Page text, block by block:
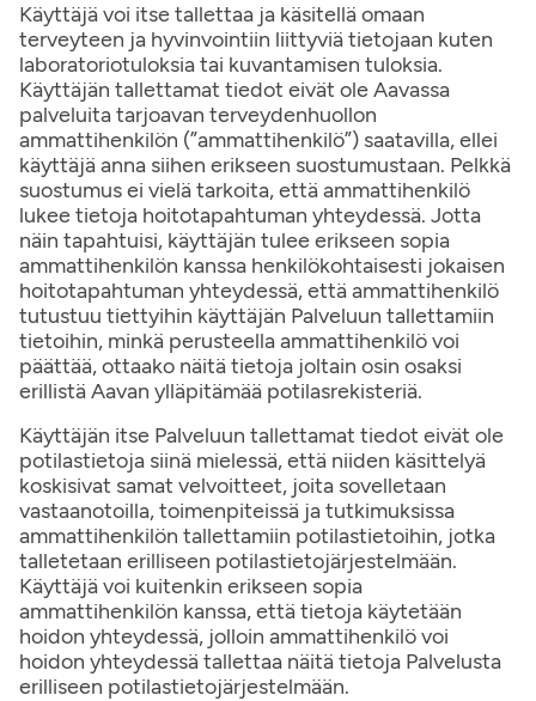
Käyttäjä voi itse tallettaa ja käsitellä omaan
terveyteen ja hyvinvointiin liittyviä tietojaan kuten
laboratoriotuloksia tai kuvantamisen tuloksia.
Käyttäjän tallettamat tiedot eivät ole Aavassa
palveluita tarjoavan terveydenhuollon
ammattihenkilön (”ammattihenkilö”) saatavilla, ellei
käyttäjä anna siihen erikseen suostumustaan. Pelkkä
suostumus ei vielä tarkoita, että ammattihenkilö
lukee tietoja hoitotapahtuman yhteydessä. Jotta
näin tapahtuisi, käyttäjän tulee erikseen sopia
ammattihenkilön kanssa henkilökohtaisesti jokaisen
hoitotapahtuman yhteydessä, että ammattihenkilö
tutustuu tiettyihin käyttäjän Palveluun tallettamiin
tietoihin, minkä perusteella ammattihenkilö voi
päättää, ottaako näitä tietoja joltain osin osaksi
erillistä Aavan ylläpitämää potilasrekisteriä.
Käyttäjän itse Palveluun tallettamat tiedot eivät ole
potilastietoja siinä mielessä, että niiden käsittelyä
koskisivat samat velvoitteet, joita sovelletaan
vastaanotoilla, toimenpiteissä ja tutkimuksissa
ammattihenkilön tallettamiin potilastietoihin, jotka
talletetaan erilliseen potilastietojärjestelmään.
Käyttäjä voi kuitenkin erikseen sopia
ammattihenkilön kanssa, että tietoja käytetään
hoidon yhteydessä, jolloin ammattihenkilö voi
hoidon yhteydessä tallettaa näitä tietoja Palvelusta
erilliseen potilastietojärjestelmään.